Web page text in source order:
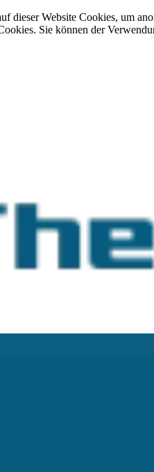
dieser Website Cookies, um
Sie können der